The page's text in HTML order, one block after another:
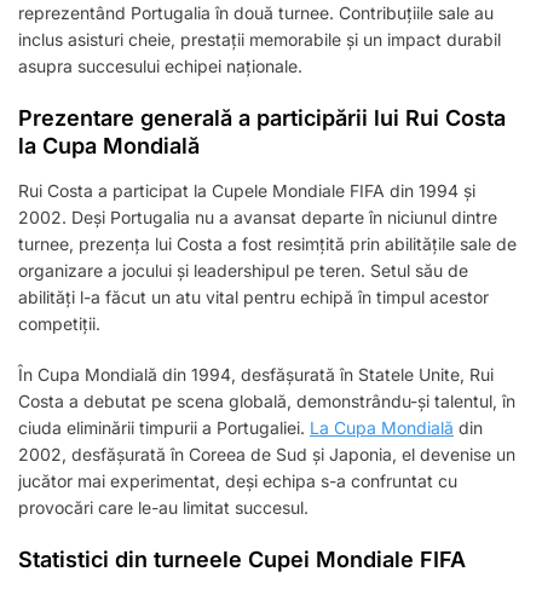
reprezentând Portugalia în două turnee. Contribuțiile sale au
inclus asisturi cheie, prestații memorabile și un impact durabil
asupra succesului echipei naționale.
Prezentare generală a participării lui Rui Costa
la Cupa Mondială
Rui Costa a participat la Cupele Mondiale FIFA din 1994 și
2002. Deși Portugalia nu a avansat departe în niciunul dintre
turnee, prezența lui Costa a fost resimțită prin abilitățile sale de
organizare a jocului și leadershipul pe teren. Setul său de
abilități l-a făcut un atu vital pentru echipă în timpul acestor
competiții.
În Cupa Mondială din 1994, desfășurată în Statele Unite, Rui
Costa a debutat pe scena globală, demonstrându-și talentul, în
ciuda eliminării timpurii a Portugaliei. La Cupa Mondială din
2002, desfășurată în Coreea de Sud și Japonia, el devenise un
jucător mai experimentat, deși echipa s-a confruntat cu
provocări care le-au limitat succesul.
Statistici din turneele Cupei Mondiale FIFA